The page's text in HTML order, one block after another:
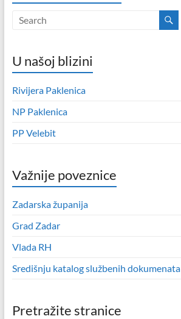
U našoj blizini
Rivijera Paklenica
NP Paklenica
PP Velebit
Važnije poveznice
Zadarska županija
Grad Zadar
Vlada RH
Središnju katalog službenih dokumenata
Pretražite stranice